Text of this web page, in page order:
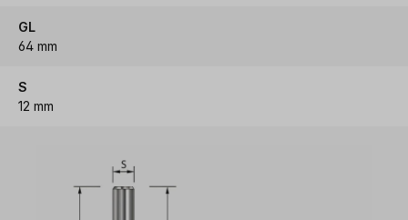
GL
64 mm
S
12 mm